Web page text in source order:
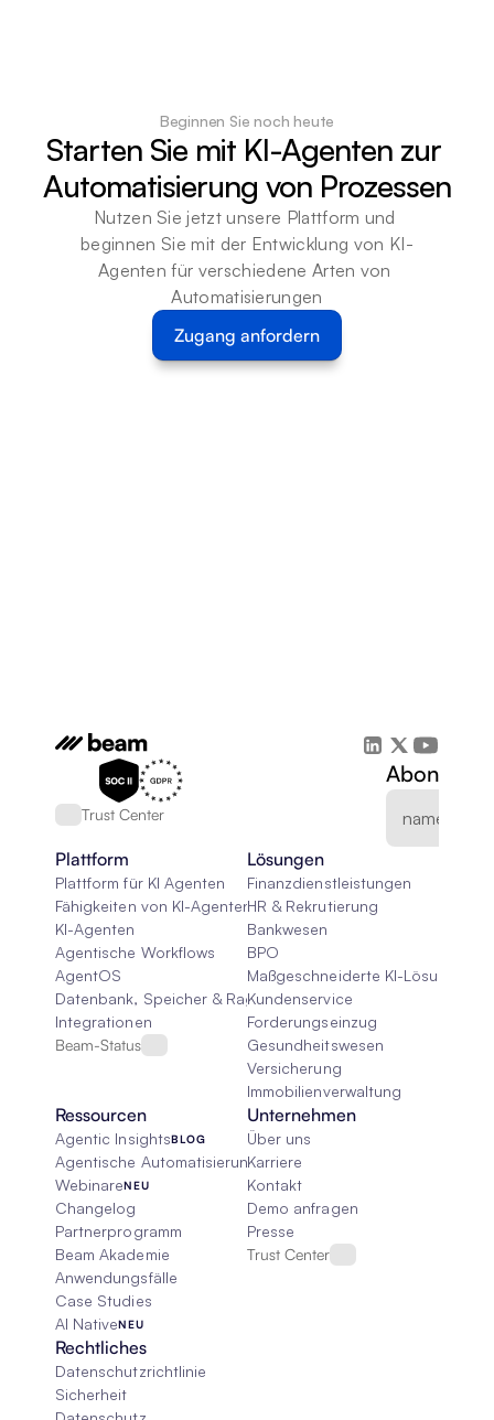
Beginnen Sie noch heute
Starten Sie mit KI-Agenten zur
Automatisierung von Prozessen
Nutzen Sie jetzt unsere Plattform und
beginnen Sie mit der Entwicklung von KI-
Agenten für verschiedene Arten von
Automatisierungen
Zugang anfordern
Trust Center
Plattform
Plattform für KI Agenten
Fähigkeiten von KI-Agenten
KI-Agenten
Agentische Workflows
AgentOS
Datenbank, Speicher & Rag
Integrationen
Beam-Status
Lösungen
Finanzdienstleistungen
HR & Rekrutierung
Bankwesen
BPO
Maßgeschneiderte KI-Lösungen
Kundenservice
Forderungseinzug
Gesundheitswesen
Versicherung
Immobilienverwaltung
Ressourcen
Agentic InsightsBLOG
Agentische Automatisierung 101
WebinareNEU
Changelog
Partnerprogramm
Beam Akademie
Anwendungsfälle
Case Studies
AI NativeNEU
Unternehmen
Über uns
Karriere
Kontakt
Demo anfragen
Presse
Trust Center
Rechtliches
Datenschutzrichtlinie
Sicherheit